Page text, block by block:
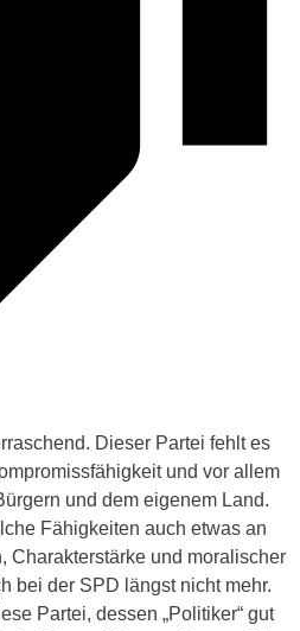
Dieser Partei fehlt es
und vor allem
und dem eigenem Land.
Fähigkeiten auch etwas an
Charakterstärke und moralischer
bei der SPD längst nicht mehr.
Partei, dessen „Politiker“ gut